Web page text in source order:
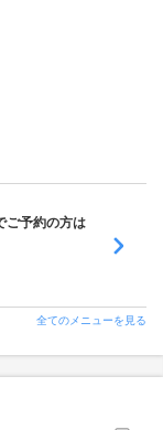
ご予約の方は
全てのメニューを見る